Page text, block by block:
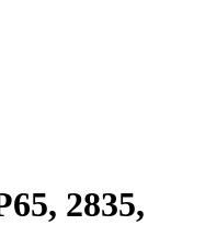
2835,